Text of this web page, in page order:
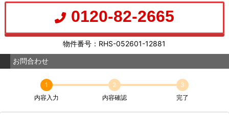
0120-82-2665
物件番号：RHS-052601-12881
お問合わせ
1
内容入力
2
内容確認
3
完了